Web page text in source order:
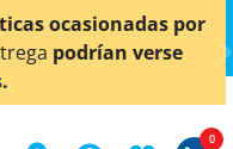
también en
0